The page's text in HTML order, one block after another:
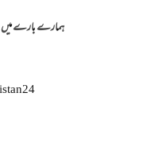
ہمارے بارے میں